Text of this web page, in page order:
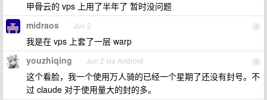
甲骨云的 vps 上用了半年了 暂时没问题
3
midraos Jun 2
我是在 vps 上套了一层 warp
4
youzhiqing Jun 2 via Android
这个看脸，我一个使用万人骑的已经一个星期了还没有封号。不
过 claude 对于使用量大的封的多。